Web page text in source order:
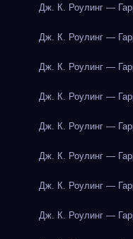
Дж. К. Роулинг —
Дж. К. Роулинг —
Дж. К. Роулинг —
Дж. К. Роулинг —
Дж. К. Роулинг —
Дж. К. Роулинг —
Дж. К. Роулинг —
Дж. К. Роулинг —